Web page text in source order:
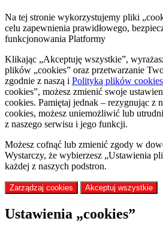
Na tej stronie wykorzystujemy pliki
celu zapewnienia prawidłowego,
funkcjonowania Platformy
Klikając „Akceptuję wszystkie”,
plików „cookies” oraz przetwarzanie
zgodnie z naszą i Polityką plików
cookies”, możesz zmienić swoje
cookies. Pamiętaj jednak – rezygnując z
cookies, możesz uniemożliwić lub
z naszego serwisu i jego funkcji.
Możesz cofnąć lub zmienić zgody w
Wystarczy, że wybierzesz „Ustawienia
każdej z naszych podstron.
Zarządzaj cookies Akceptuj wszystkie
Ustawienia „cookies”